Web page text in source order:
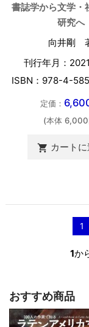
書誌学から文学・
研究へ
向井剛
刊行年月：
ISBN：978-4-
定価：
(本体
 カート
1
1か
おすすめ商品